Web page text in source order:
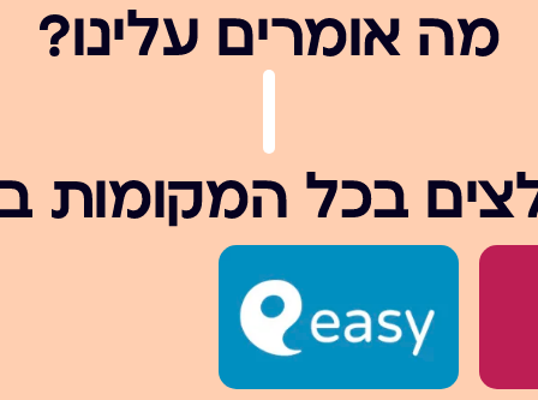
מה אומרים עלינו?
בכל המקומות